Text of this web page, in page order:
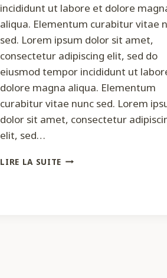
incididunt ut labore et dolore
aliqua. Elementum curabitur vitae
sed. Lorem ipsum dolor sit amet,
consectetur adipiscing elit, sed do
eiusmod tempor incididunt ut
dolore magna aliqua. Elementum
curabitur vitae nunc sed. Lorem
dolor sit amet, consectetur
elit, sed…
LIRE LA SUITE MARKETING